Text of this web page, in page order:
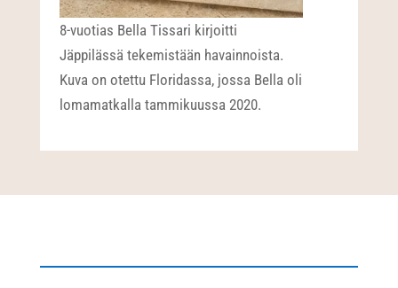
8-vuotias Bella Tissari kirjoitti
Jäppilässä tekemistään havainnoista.
Kuva on otettu Floridassa, jossa Bella oli
lomamatkalla tammikuussa 2020.